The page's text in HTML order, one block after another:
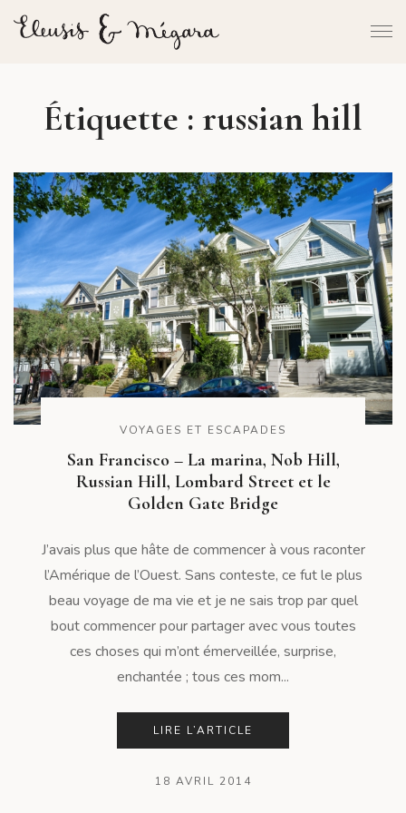
Étiquette : russian hill
VOYAGES ET ESCAPADES
San Francisco – La marina, Nob Hill,
Russian Hill, Lombard Street et le
Golden Gate Bridge
J’avais plus que hâte de commencer à vous raconter
l’Amérique de l’Ouest. Sans conteste, ce fut le plus
beau voyage de ma vie et je ne sais trop par quel
bout commencer pour partager avec vous toutes
ces choses qui m’ont émerveillée, surprise,
enchantée ; tous ces mom...
LIRE L’ARTICLE
18 AVRIL 2014